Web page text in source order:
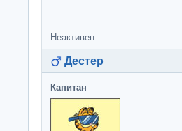
Неактивен
Дестер
Капитан